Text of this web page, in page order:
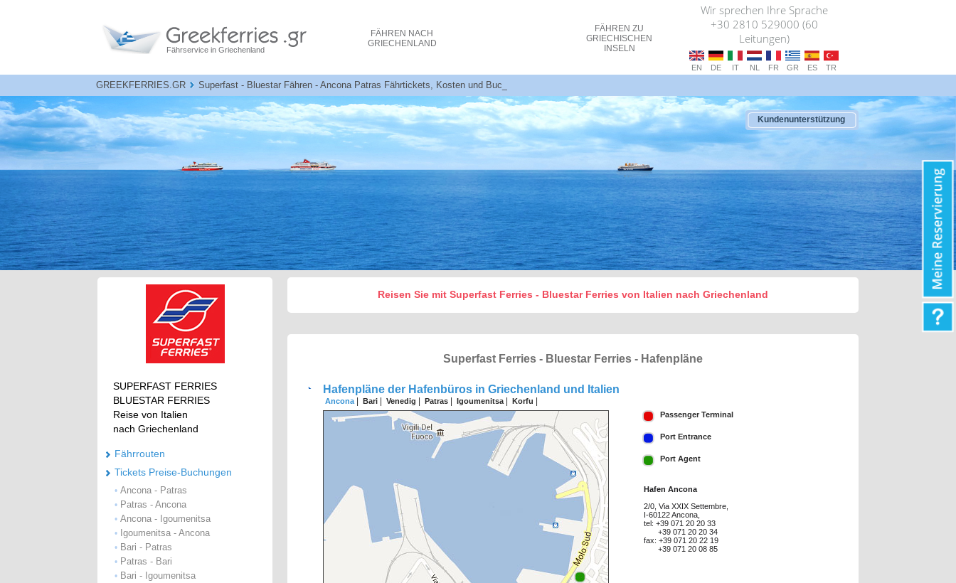
Fährservice in Griechenland
FÄHREN NACH
GRIECHENLAND
FÄHRENZU
GRIECHISCHEN
INSELN
Wir sprechen Ihre Sprache
+30 2810 529000 (60
Leitungen)
EN DE IT NL FR GR ES TR
GREEKFERRIES.GR Superfast - Bluestar Fähren - Ancona Patras Fährtickets, Kosten und Buchungen
Kundenunterstützung
SUPERFAST FERRIES
BLUESTAR FERRIES
Reise von Italien
nach Griechenland
Fährrouten
Tickets Preise-Buchungen
• Ancona - Patras
• Patras - Ancona
• Ancona - Igoumenitsa
• Igoumenitsa - Ancona
• Bari - Patras
• Patras - Bari
• Bari - Igoumenitsa
Reisen Sie mit Superfast Ferries - Bluestar Ferries von Italien nach Griechenland
Superfast Ferries - Bluestar Ferries - Hafenpläne
Hafenpläne der Hafenbüros in Griechenland und Italien
Ancona Bari Venedig Patras Igoumenitsa Korfu
Passenger Terminal
Port Entrance
Port Agent
Hafen Ancona
2/0, Via XXIX Settembre,
I-60122 Ancona,
tel: +39 071 20 20 33
+39 071 20 20 34
fax: +39 071 20 22 19
+39 071 20 08 85